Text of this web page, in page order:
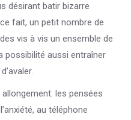
désirant batir bizarre
fait, un petit nombre de
vis à vis un ensemble de
possibilité aussi entraîner
les pensées
au téléphone